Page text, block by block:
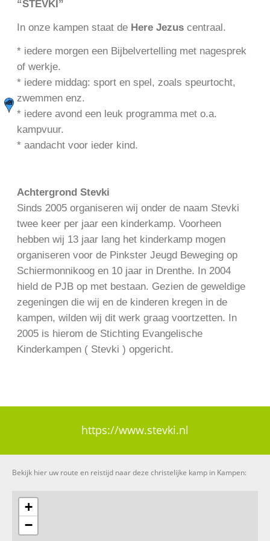
“STEVKI”
In onze kampen staat de Here Jezus centraal.
* iedere morgen een Bijbelvertelling met nagesprek
of werkje.
* iedere middag: sport en spel, zoals speurtocht,
zwemmen enz.
* iedere avond een leuk programma met o.a.
kampvuur.
* aandacht voor ieder kind.
Achtergrond Stevki
Sinds 2005 organiseren wij onder de naam Stevki
twee keer per jaar een kinderkamp. Voorheen
hebben wij 13 jaar lang het kinderkamp mogen
organiseren voor de Pinkster Jeugd Beweging op
Schiermonnikoog en 10 jaar in Drenthe. In 2004
hield de PJB op met bestaan. Gezien de geweldige
zegeningen die wij en de kinderen kregen in de
kampen, wilden wij dit werk graag voortzetten. In
2005 is hierom de Stichting Evangelische
Kinderkampen ( Stevki ) opgericht.
https://www.stevki.nl
Bekijk hier uw route en reistijd naar deze christelijke kamp in Kampen:
+
−